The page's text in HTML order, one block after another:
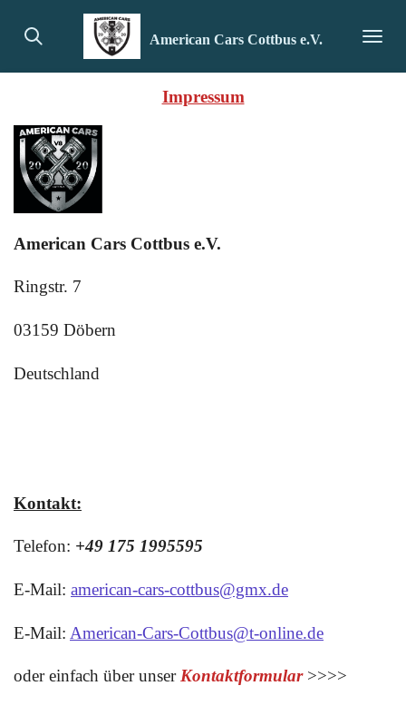
Hauptinhalt
springen
American Cars Cottbus e.V.
Impressum
American Cars Cottbus e.V.
Ringstr. 7
03159 Döbern
Deutschland
Kontakt:
Telefon: +49 175 1995595
E-Mail: american-cars-cottbus@gmx.de
E-Mail: American-Cars-Cottbus@t-online.de
oder einfach über unserKontaktformular >>>>